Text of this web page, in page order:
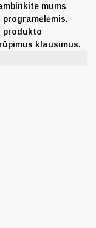
mums
produkto
klausimus.